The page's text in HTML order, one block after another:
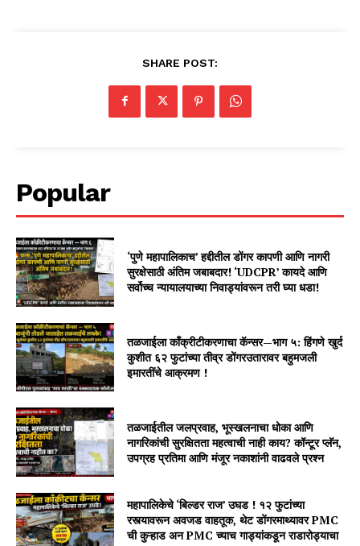
SHARE POST:
Popular
‘पुणे महापालिकाच’ हद्दीतील डोंगर कापणी आणि नागरी
सुरक्षेसाठी अंतिम जबाबदार! ‘UDCPR’ कायदे आणि
सर्वोच्च न्यायालयाच्या निवाड्यांवरून तरी घ्या धडा!
तळजाईला काँक्रीटीकरणाचा कॅन्सर—भाग ५: हिंगणे खुर्द
कुशीत ६२ फुटांच्या तीव्र डोंगरउतारावर बहुमजली
इमारतींचे आक्रमण !
तळजाईतील जलप्रवाह, भूस्खलनाचा धोका आणि
नागरिकांची सुरक्षितता महत्वाची नाही काय? कॉन्टूर प्लॅन,
उपग्रह प्रतिमा आणि मंजूर नकाशांनी वाढवले प्रश्न
महापालिकेचे ‘बिल्डर राज’ उघड ! १२ फुटांच्या
रस्त्यावरून अवजड वाहतूक, थेट डोंगरमाथ्यावर PMC
ची कुऱ्हाड अन PMC च्याच गाड्यांकडून राडारोड्याचा